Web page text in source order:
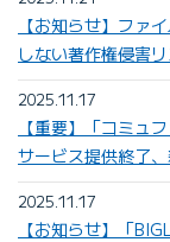
【お知らせ】ファ
しない著作権侵害リ
2025.11.17
【重要】「コミュ
サービス提供終了
2025.11.17
【お知らせ】「